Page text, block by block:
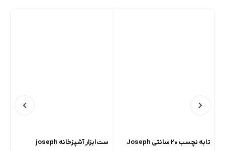
تابه نچسب ۲۰ سانتی Joseph ست ابزار آشپزخانه joseph